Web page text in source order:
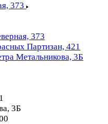
373
373
Партизан, 421
Метальникова, 3Б
3Б